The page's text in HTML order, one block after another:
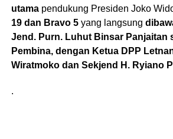
utama pendukung Presiden Joko
19 dan Bravo 5 yang langsung
Jend. Purn. Luhut Binsar Panjaitan
Pembina, dengan Ketua DPP
Wiratmoko dan Sekjend H. Ryiano
.